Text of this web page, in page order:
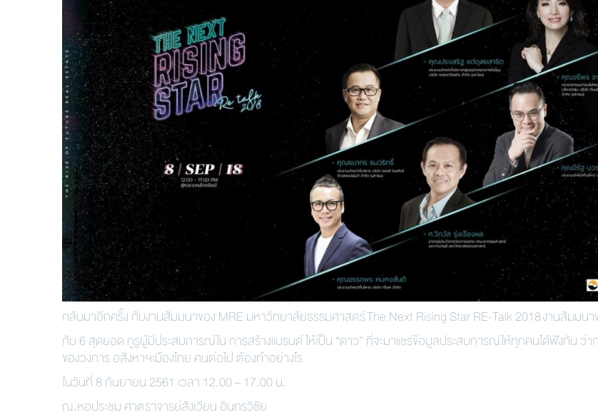
กลับมาอีกครั้ง กับงานสัมมนาของ MRE มหาวิทยาลัยธรรมศาสตร์ The Next Rising Star RE-Talk 2018 งานสัมมน
กับ 6 สุดยอด กูรูผู้มีประสบการณ์ใน การสร้างแบรนด์ ให้เป็น “ดาว” ที่จะมาแชร์ข้อมูลประสบการณ์ให้ทุกคนได้ฟังกัน ว่าก
ของวงการ อสังหาฯเมืองไทย คนต่อไป ต้องทำอย่างไร
ในวันที่ 8 กันยายน 2561 เวลา 12.00 – 17.00 น.
ณ.หอประชุม ศาตราจารย์สังเวียน อินทรวิชัย